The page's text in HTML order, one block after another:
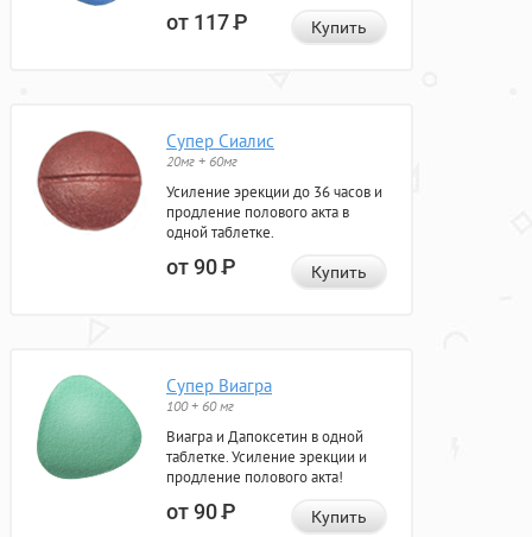
от 117Р Купить
Супер Сиалис
20мг + 60мг
Усиление эрекции до 36 часов и
продление полового акта в
одной таблетке.
от 90Р Купить
Супер Виагра
100 + 60 мг
Виагра и Дапоксетин в одной
таблетке. Усиление эрекции и
продление полового акта!
от 90Р Купить